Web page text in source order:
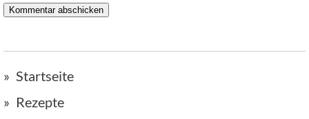
Startseite
Rezepte